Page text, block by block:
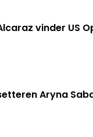
vinder US
Aryna